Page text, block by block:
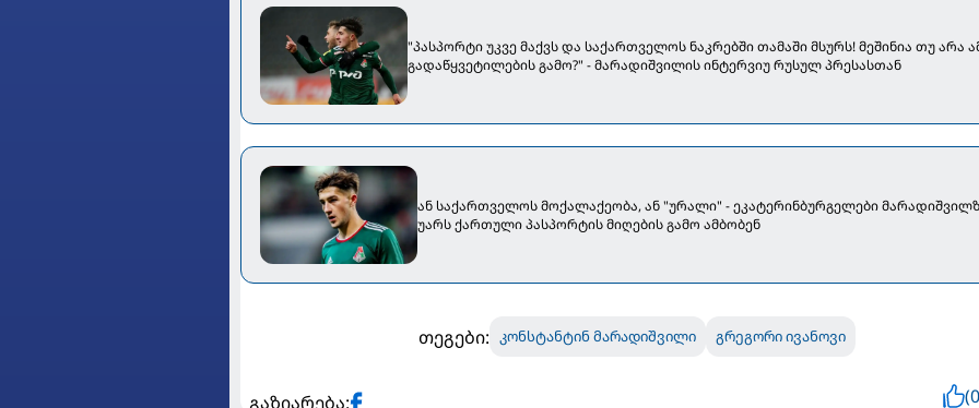
"პასპორტი უკვე მაქვს და საქართველოს ნაკრებში თამაში მსურს! მეშინია თუ არა
გადაწყვეტილების გამო?" - მარადიშვილის ინტერვიუ რუსულ პრესასთან
ან საქართველოს მოქალაქეობა, ან "ურალი" - ეკატერინბურგელები
უარს ქართული პასპორტის მიღების გამო ამბობენ
თეგები: კონსტანტინ მარადიშვილი გრეგორი ივანოვი
გაზიარება: